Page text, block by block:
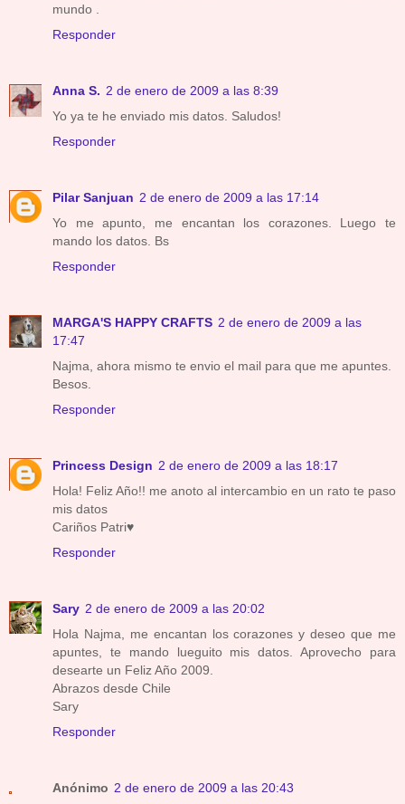
mundo .
Responder
Anna S. 2 de enero de 2009 a las 8:39
Yo ya te he enviado mis datos. Saludos!
Responder
Pilar Sanjuan 2 de enero de 2009 a las 17:14
Yo me apunto, me encantan los corazones. Luego te
mando los datos. Bs
Responder
MARGA'S HAPPY CRAFTS 2 de enero de 2009 a las
17:47
Najma, ahora mismo te envio el mail para que me apuntes.
Besos.
Responder
Princess Design 2 de enero de 2009 a las 18:17
Hola! Feliz Año!! me anoto al intercambio en un rato te paso
mis datos
Cariños Patri♥
Responder
Sary 2 de enero de 2009 a las 20:02
Hola Najma, me encantan los corazones y deseo que me
apuntes, te mando lueguito mis datos. Aprovecho para
desearte un Feliz Año 2009.
Abrazos desde Chile
Sary
Responder
Anónimo 2 de enero de 2009 a las 20:43